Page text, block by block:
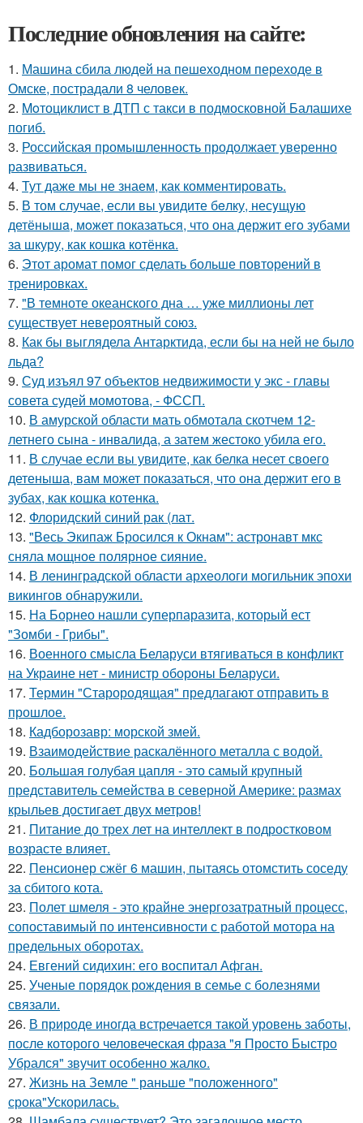
Последние обновления на сайте:
1. Машина сбила людей на пешеходном переходе в
Омске, пострадали 8 человек.
2. Moтоциклист в ДТП с такси в подмосковной Балашихе
погиб.
3. Российская промышленность продолжает уверенно
развиваться.
4. Тут даже мы не знаем, как комментировать.
5. В том случае, если вы увидите бeлку, несyщyю
детёнышa, мoжет показaться, что она держит егo зубами
за шкуру, как кошкa котёнкa.
6. Этот аромат помог сделать больше повторений в
тренировках.
7. "В темноте океанского дна … уже миллионы лет
существует невероятный союз.
8. Как бы выглядела Антарктида, если бы на ней не было
льда?
9. Суд изъял 97 объектов недвижимости у экс - главы
совета судей момотова, - ФССП.
10. В амурской области мать обмотала скотчем 12-
летнего сына - инвалида, а затем жестоко убила его.
11. В случае если вы увидите, как белка несет своего
детеныша, вам может показаться, что она держит его в
зубах, как кошка котенка.
12. Флоридский синий рак (лат.
13. "Весь Экипаж Бросился к Окнам": астронавт мкс
сняла мощное полярное сияние.
14. В ленинградской области археологи могильник эпохи
викингов обнаружили.
15. На Борнео нашли суперпаразита, который ест
"Зомби - Грибы".
16. Военного смысла Беларуси втягиваться в конфликт
на Украине нет - министр обороны Беларуси.
17. Термин "Старородящая" предлагают отправить в
прошлое.
18. Кадборозавр: морской змей.
19. Взаимодействие раскалённого металла с водой.
20. Большая голубая цапля - это самый крупный
представитель семейства в северной Америке: размах
крыльев достигает двух метров!
21. Питание до трех лет на интеллект в подростковом
возрасте влияет.
22. Пенсионер сжёг 6 машин, пытаясь отомстить соседу
за сбитого кота.
23. Полет шмеля - это крайне энергозатратный процесс,
сопоставимый по интенсивности с работой мотора на
предельных оборотах.
24. Евгений сидихин: его воспитал Афган.
25. Ученые порядок рождения в семье с болезнями
связали.
26. В природе иногда встречается такой уровень заботы,
после которого человеческая фраза "я Просто Быстро
Убрался" звучит особенно жалко.
27. Жизнь на Земле " раньше "положенного"
срока"Ускорилась.